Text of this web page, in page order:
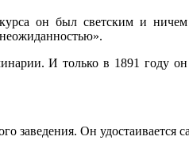
он был светским и
И только в 1891 году
заведения. Он удостаивается